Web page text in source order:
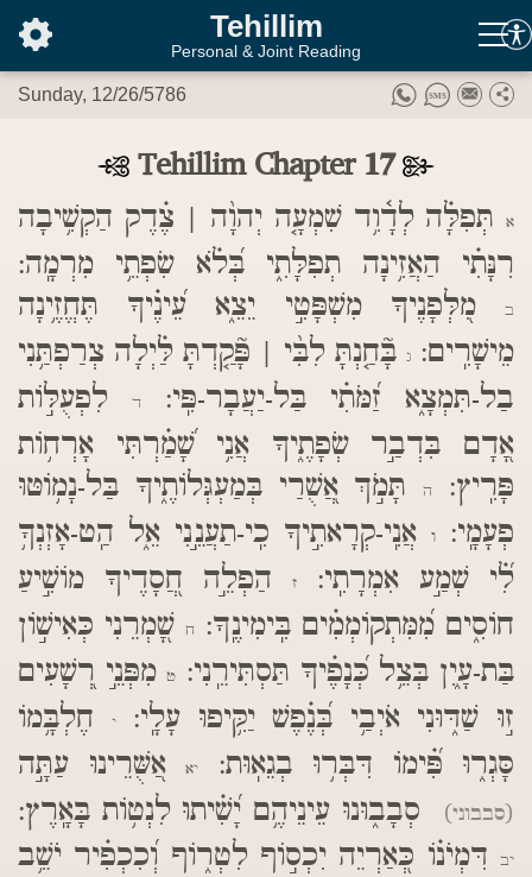
Tehillim
Personal & Joint Reading
Sunday, 12/26/5786
Tehillim Chapter 17
א
תְּפִלָּ֗ה לְדָ֫וִ֥ד שִׁמְעָ֤ה יְהוָ֨ה | צֶ֗דֶק הַקְשִׁ֥יבָה
רִנָּתִ֗י הַאֲזִ֥ינָה תְפִלָּתִ֑י בְּ֝לֹ֗א שִׂפְתֵ֥י מִרְמָֽה:
ב
מִ֭לְּפָנֶיךָ מִשְׁפָּטִ֣י יֵצֵ֑א עֵ֝ינֶ֗יךָ תֶּחֱזֶ֥ינָה
מֵישָׁרִֽים:ג בָּ֘חַ֤נְתָּ לִבִּ֨י | פָּ֘קַ֤דְתָּ לַּ֗יְלָה צְרַפְתַּ֥נִי
בַל-תִּמְצָ֑א זַ֝מֹּתִ֗י בַּל-יַעֲבָר-פִּֽי:
ד
לִפְעֻלּ֣וֹת
אָ֭דָם בִּדְבַ֣ר שְׂפָתֶ֑יךָ אֲנִ֥י שָׁ֝מַ֗רְתִּי אָרְח֥וֹת
פָּרִֽיץ:
התָּמֹ֣ךְ אֲ֭שֻׁרַי בְּמַעְגְּלוֹתֶ֑יךָ בַּל-נָמ֥וֹטּוּ
פְעָמָֽי:
ו
אֲנִֽי-קְרָאתִ֣יךָ כִֽי-תַעֲנֵ֣נִי אֵ֑ל הַֽט-אָזְנְךָ֥
לִ֝֗י שְׁמַ֣ע אִמְרָתִֽי:
ז
הַפְלֵ֣ה חֲ֭סָדֶיךָ מוֹשִׁ֣יעַ
חוֹסִ֑ים מִ֝מִּתְקוֹמְמִ֗ים בִּֽימִינֶֽךָ: ח שָׁ֭מְרֵנִי כְּאִישׁ֣וֹן
בַּת-עָ֑יִן בְּצֵ֥ל כְּ֝נָפֶ֗יךָ תַּסְתִּירֵֽנִי: טמִפְּנֵ֣י רְ֭שָׁעִים
ז֣וּ שַׁדּ֑וּנִי אֹיְבַ֥י בְּ֝נֶ֗פֶשׁ יַקִּ֥יפוּ עָלָֽי:י
חֶלְבָּ֥מוֹ
סָּגְר֑וּ פִּ֝֗ימוֹ דִּבְּר֥וּ בְגֵאֽוּת:
יא אַ֭שֻּׁרֵינוּ עַתָּ֣ה
(סבבוני) סְבָב֑וּנוּ עֵינֵיהֶ֥ם יָ֝שִׁ֗יתוּ לִנְט֥וֹת בָּאָֽרֶץ:
יב
דִּמְיֹנ֗וֹ כְּ֭אַרְיֵה יִכְס֣וֹף לִטְר֑וֹף וְ֝כִכְפִ֗יר יֹשֵׁ֥ב